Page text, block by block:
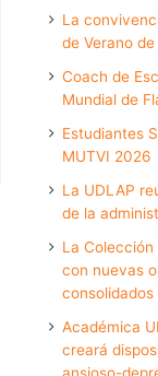
La
de Verano
Coach de
Mundial de
Estudiantes
MUTVI 2026
La UDLAP
de la
La
con nuevas
consolidados
Académica
creará